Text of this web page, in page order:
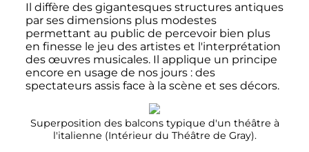
Il diffère des gigantesques structures antiques
par ses dimensions plus modestes
permettant au public de percevoir bien plus
en finesse le jeu des artistes et l'interprétation
des œuvres musicales. Il applique un principe
encore en usage de nos jours : des
spectateurs assis face à la scène et ses décors.
Superposition des balcons typique d'un théâtre à
l'italienne (Intérieur du Théâtre de Gray).